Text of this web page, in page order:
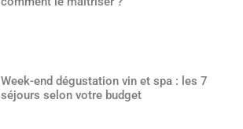
Week-end dégustation vin et spa : les 7
séjours selon votre budget